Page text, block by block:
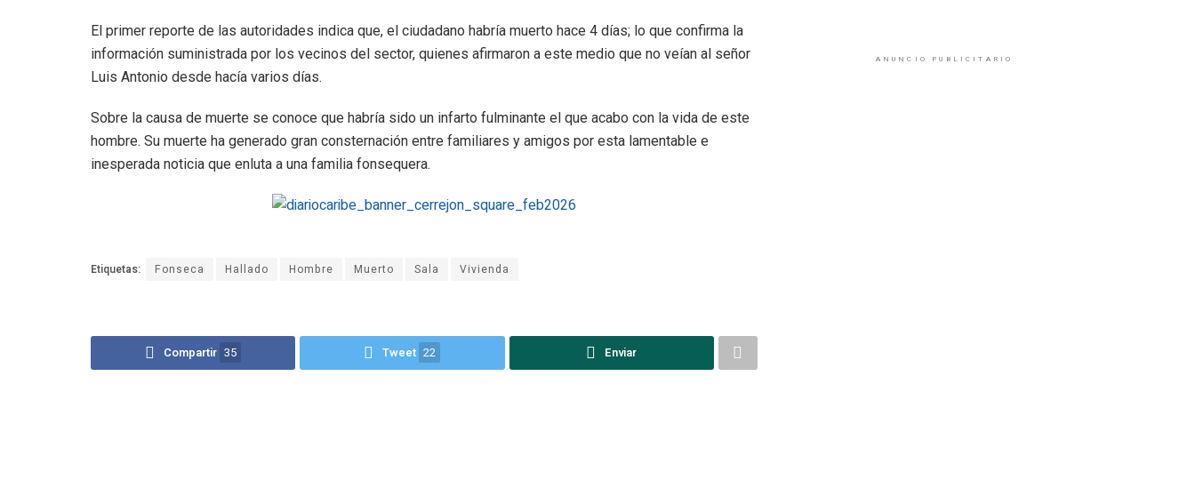
El primer reporte de las autoridades indica que, el ciudadano habría muerto hace 4 días; lo que confirma la
información suministrada por los vecinos del sector, quienes afirmaron a este medio que no veían al señor
Luis Antonio desde hacía varios días.
Sobre la causa de muerte se conoce que habría sido un infarto fulminante el que acabo con la vida de este
hombre. Su muerte ha generado gran consternación entre familiares y amigos por esta lamentable e
inesperada noticia que enluta a una familia fonsequera.
Etiquetas: Fonseca Hallado Hombre Muerto Sala Vivienda
Compartir 35 Tweet 22 Enviar
ANUNCIO PUBLICITARIO